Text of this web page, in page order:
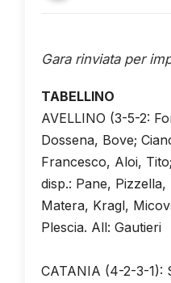
Gara rinviata per
TABELLINO
AVELLINO (3-5-2:
Dossena, Bove;
Francesco, Aloi,
disp.: Pane,
Matera, Kragl,
Plescia. All: Gautieri
CATANIA (4-2-3-1):